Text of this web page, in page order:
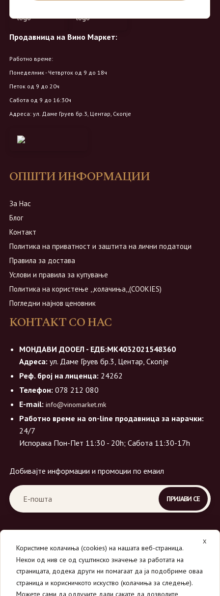
Продавница на Вино Маркет:
Работно време:
Понеделник - Четврток од 9 до 18ч
Петок од 9 до 20ч
Сабота од 9 до 16:30ч
Адреса: ул. Даме Груев бр.3, Центар, Скопје
ОПШТИ ИНФОРМАЦИИ
За Нас
Блог
Контакт
Политика на приватност и заштита на лични податоци
Правила за достава
Услови и правила за купување
Политика на користење ,,колачиња,,(COOKIES)
Погледни најнов ценовник
КОНТАКТ СО НАС
МОНДАВИ ДООЕЛ - ЕДБ:МК4032021548360
Адреса: ул. Даме Груев бр.3, Центар, Скопје
Реф. број на лиценца: 24262
Телефон: 078 212 080
E-mail: info@vinomarket.mk
Работно време на on-line продавница за нарачки:
24/7
Испорака Пон-Пет 11:30 - 20h; Сабота 11:30-17h
Добивајте информации и промоции по емаил
© 2026Вино Маркет - МОНДАВИ ДООЕЛ.
X
Користиме колачиња (cookies) на нашата веб-страница.
Некои од нив се од суштинско значење за работата на
страницата, додека други ни помагаат да ја подобриме оваа
страница и корисничкото искуство (колачиња за следење).
Можете сами да одлучите дали сакате да дозволите